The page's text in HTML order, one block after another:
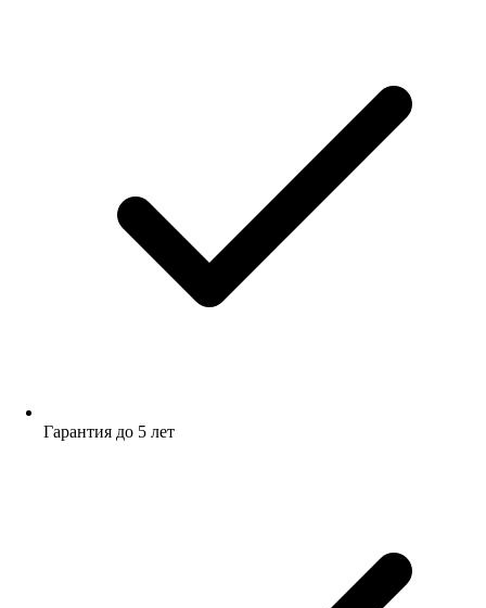
Гарантия до 5 лет